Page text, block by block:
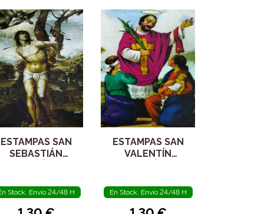
ESTAMPAS SAN
SEBASTIÁN
Stock. Envío 24/48 H
ESTAMPAS SAN
VALENTÍN
En Stock. Envío 24/48 H